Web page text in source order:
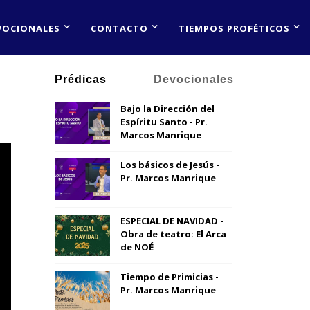
CONTACTO TIEMPOS PROFÉTICOS
Prédicas Devocionales
Bajo la Dirección del
Espíritu Santo - Pr.
Marcos Manrique
Los básicos de Jesús -
Pr. Marcos Manrique
ESPECIAL DE NAVIDAD -
Obra de teatro: El Arca
de NOÉ
Tiempo de Primicias -
Pr. Marcos Manrique